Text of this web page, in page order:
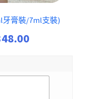
牙膏裝/7ml支裝)
$ 78.00